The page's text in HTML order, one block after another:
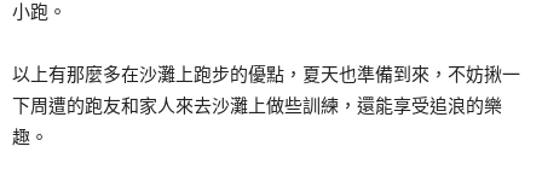
小跑。
以上有那麼多在沙灘上跑步的優點，夏天也準備到來，不妨揪一
下周遭的跑友和家人來去沙灘上做些訓練，還能享受追浪的樂
趣。